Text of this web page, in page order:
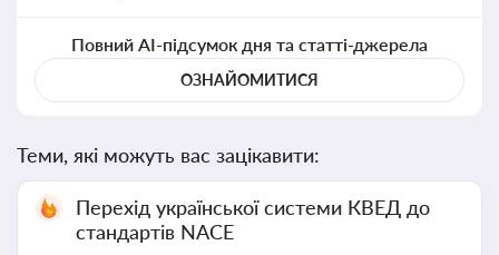
Повний AI-підсумок дня та статті-джерела
ОЗНАЙОМИТИСЯ
Теми, які можуть вас зацікавити:
Перехід української системи КВЕД до
стандартів NACE